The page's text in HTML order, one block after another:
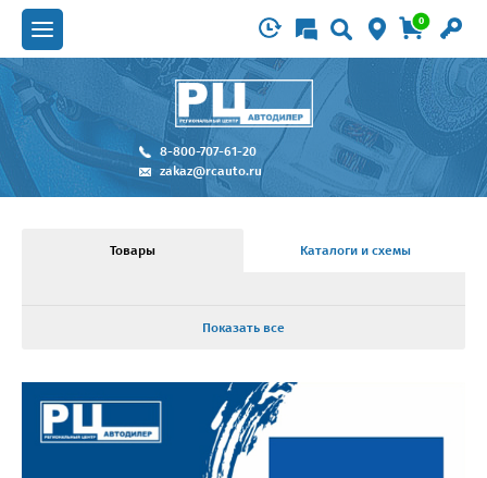
0
8-800-707-61-20
zakaz@rcauto.ru
Товары Каталоги и схемы
Показать все